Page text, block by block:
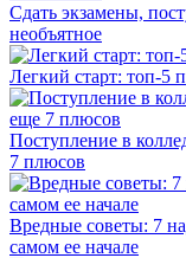
Сдать экзамены,
необъятное
Легкий старт: топ-5
Поступление в
7 плюсов
Вредные советы: 7
самом ее начале